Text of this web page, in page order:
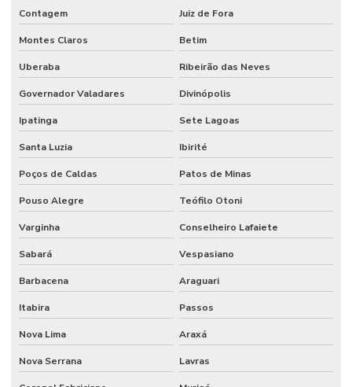
Lábio Polimérico Para Construção
Lapidação De Granilite
Lapidação De Piso
Lapidação De Piso Antiderrapante Em Minas Gerais
Lapidação De Piso Comercial
Lapidação De Piso Em Curitiba
Lapidação De Piso Em Minas Gerais
Lapidação De Pisos Para Comércio
Lapidação E Polimento De Piso
Manutenção De Juntas De Dilatação
Contagem Juiz de Fora
Montes Claros Betim
Uberaba Ribeirão das Neves
Governador Valadares Divinópolis
Ipatinga Sete Lagoas
Santa Luzia Ibirité
Poços de Caldas Patos de Minas
Pouso Alegre Teófilo Otoni
Varginha Conselheiro Lafaiete
Sabará Vespasiano
Barbacena Araguari
Itabira Passos
Nova Lima Araxá
Nova Serrana Lavras